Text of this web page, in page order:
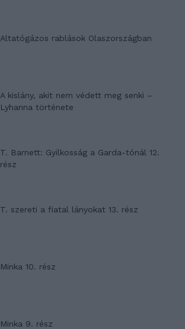
Altatógázos rablások Olaszországban
A kislány, akit nem védett meg senki –
Lyhanna története
T. Barnett: Gyilkosság a Garda-tónál 12.
rész
T. szereti a fiatal lányokat 13. rész
Minka 10. rész
Minka 9. rész